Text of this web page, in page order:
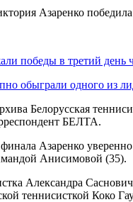
победы в третий день
обыграли одного из
Белорусская
БЕЛТА.
Азаренко
Анисимовой (35).
Александра
теннисисткой Коко